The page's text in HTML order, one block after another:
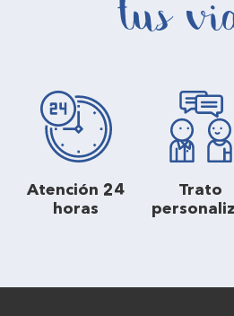
tus
Atención 24
horas
Trato